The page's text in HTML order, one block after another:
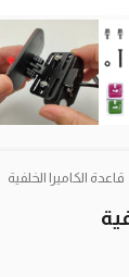
قاعدة الكاميرا الخلفية